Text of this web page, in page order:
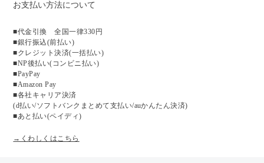
お支払い方法について
■代金引換 全国一律330円
■銀行振込(前払い)
■クレジット決済(一括払い)
■NP後払い(コンビニ払い)
■PayPay
■Amazon Pay
■各社キャリア決済
(d払い/ソフトバンクまとめて支払い/auかんたん決済)
■あと払い(ペイディ)
→くわしくはこちら